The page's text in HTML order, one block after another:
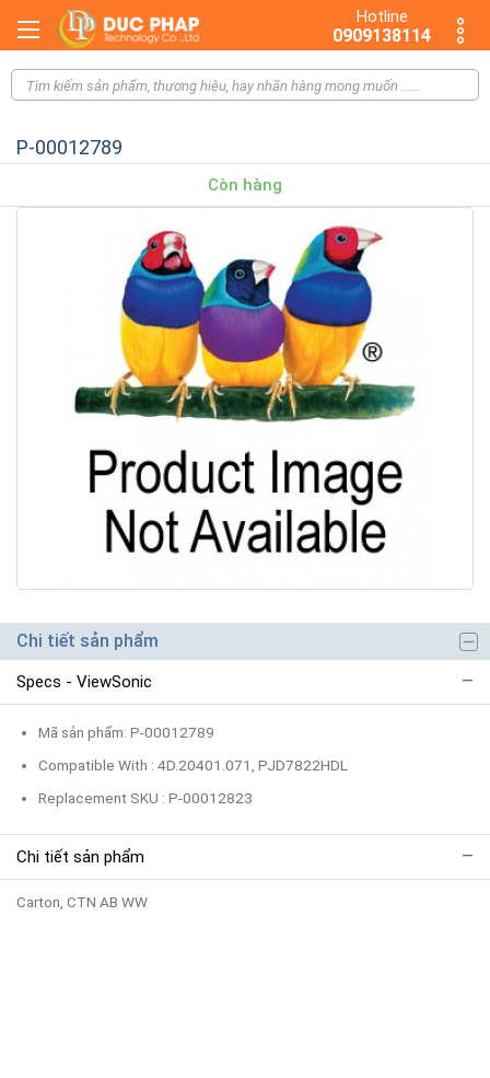
Hotline
0909138114
P-00012789
Còn hàng
Chi tiết sản phẩm
Specs - ViewSonic
Mã sản phẩm: P-00012789
Compatible With : 4D.20401.071, PJD7822HDL
Replacement SKU : P-00012823
Chi tiết sản phẩm
Carton, CTN AB WW